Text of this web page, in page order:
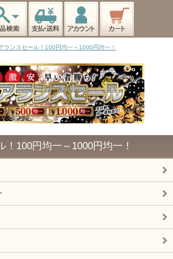
ランスセール！100円均一～1000円均一！
！100円均一～1000円均一！